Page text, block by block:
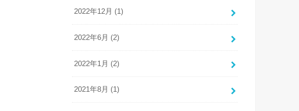
2022年12月 (1)
2022年6月 (2)
2022年1月 (2)
2021年8月 (1)